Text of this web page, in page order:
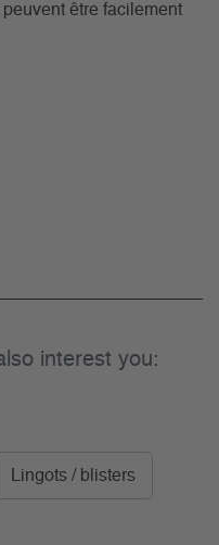
être facilement
interest you:
Lingots / blisters